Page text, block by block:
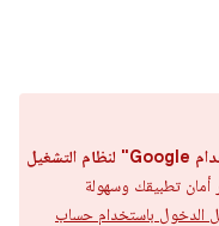
واجهة برمجة التطبيقات "تسجيل الدخول باستخدام Google" لنظام التشغيل
أمان تطبيقك وسهولة
الدخول باستخدام حساب